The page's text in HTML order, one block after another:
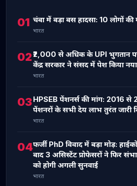
01 चंबा में बड़ा बस हादसा: 10 लोगों
भारत
02₹2,000 से अधिक के UPI भुगतान
केंद्र सरकार ने संसद में पेश किया
भारत
03HPSEB पेंशनर्स की मांग: 2016 से
पेंशनरों के सभी देय लाभ तुरंत जारी
भारत
04फर्जी PhD विवाद में बड़ा मोड़:
बाद 3 असिस्टेंट प्रोफेसरों ने फिर
को होगी अगली सुनवाई
भारत